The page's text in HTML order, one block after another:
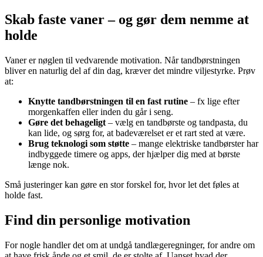
Skab faste vaner – og gør dem nemme at
holde
Vaner er nøglen til vedvarende motivation. Når tandbørstningen
bliver en naturlig del af din dag, kræver det mindre viljestyrke. Prøv
at:
Knytte tandbørstningen til en fast rutine – fx lige efter
morgenkaffen eller inden du går i seng.
Gøre det behageligt – vælg en tandbørste og tandpasta, du
kan lide, og sørg for, at badeværelset er et rart sted at være.
Brug teknologi som støtte – mange elektriske tandbørster har
indbyggede timere og apps, der hjælper dig med at børste
længe nok.
Små justeringer kan gøre en stor forskel for, hvor let det føles at
holde fast.
Find din personlige motivation
For nogle handler det om at undgå tandlægeregninger, for andre om